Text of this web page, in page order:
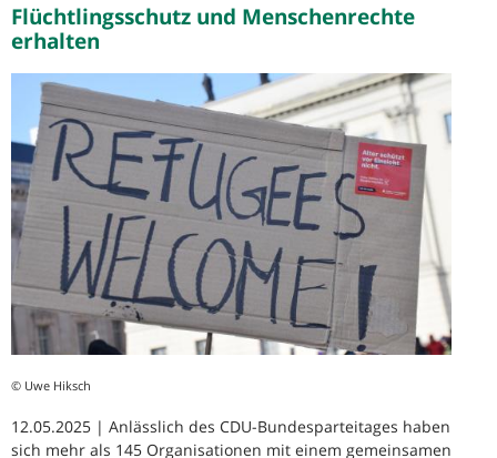
Flüchtlingsschutz und Menschenrechte
erhalten
© Uwe Hiksch
12.05.2025 | Anlässlich des CDU-Bundesparteitages haben
sich mehr als 145 Organisationen mit einem gemeinsamen